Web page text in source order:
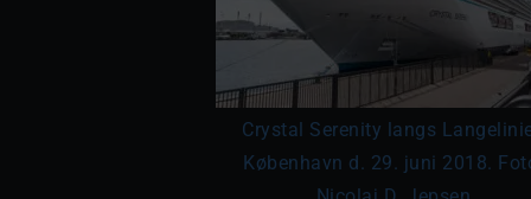
Crystal Serenity langs
København d. 29. juni 2018.